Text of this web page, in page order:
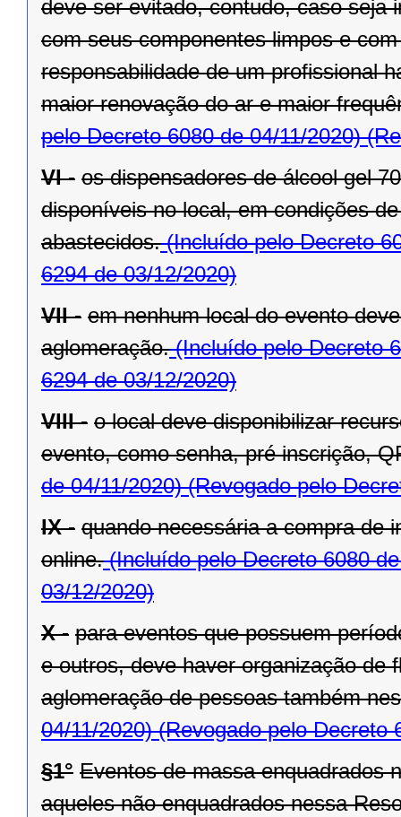
deve ser evitado, contudo, caso seja
com seus componentes limpos e
responsabilidade de um profissional
maior renovação do ar e maior
pelo Decreto 6080 de 04/11/2020)
VI - os dispensadores de álcool gel
disponíveis no local, em condições
abastecidos.(Incluído pelo Decreto
6294 de 03/12/2020)
VII - em nenhum local do evento
aglomeração.(Incluído pelo Decreto
6294 de 03/12/2020)
VIII - o local deve disponibilizar
evento, como senha, pré inscrição,
de 04/11/2020)(Revogado pelo
IX - quando necessária a compra de
online.(Incluído pelo Decreto 6080
03/12/2020)
X - para eventos que possuem
e outros, deve haver organização de
aglomeração de pessoas também
04/11/2020)(Revogado pelo Decreto
§1° Eventos de massa enquadrados
aqueles não enquadrados nessa